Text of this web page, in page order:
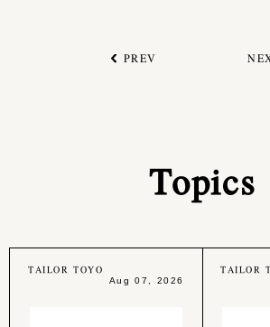
PREV
Topics
TAILOR TOYO
Aug 07, 2026
TAILOR